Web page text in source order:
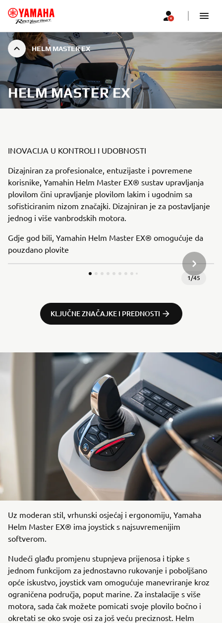
HELM MASTER EX
HELM MASTER EX
INOVACIJA U KONTROLI I UDOBNOSTI
Dizajniran za profesionalce, entuzijaste i povremene
korisnike, Yamahin Helm Master EX® sustav upravljanja
plovilom čini upravljanje plovilom lakim i ugodnim sa
sofisticiranim nizom značajki. Dizajniran je za postavljanje
jednog i više vanbrodskih motora.
Gdje god bili, Yamahin Helm Master EX® omogućuje da
pouzdano plovite
1/45
KLJUČNE ZNAČAJKE I PREDNOSTI
Uz moderan stil, vrhunski osjećaj i ergonomiju, Yamaha
Helm Master EX® ima joystick s najsuvremenijim
softverom.
Nudeći glađu promjenu stupnjeva prijenosa i tipke s
jednom funkcijom za jednostavno rukovanje i poboljšano
opće iskustvo, joystick vam omogućuje manevriranje kroz
ograničena područja, poput marine. Za instalacije s više
motora, sada čak možete pomicati svoje plovilo bočno i
okretati se oko svoje osi za još veću preciznost. Helm